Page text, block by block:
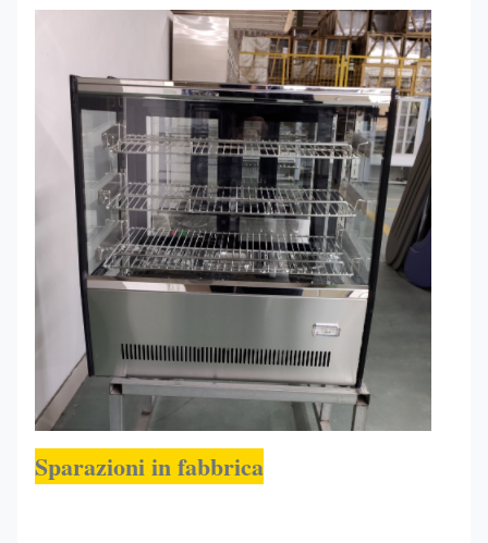
90RW
120RW
1200*530*730 35 ~ + 75 160
Sparazioni in fabbrica